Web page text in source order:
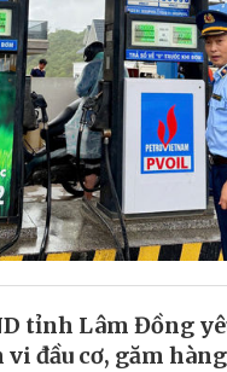
tỉnh Lâm Đồng
đầu cơ, găm